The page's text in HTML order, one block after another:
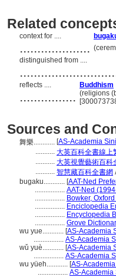
Related
context for ....
....................
distinguished from ....
reflects ....
Buddhism
................ (religions
Sources and
舞樂............ [AS-Academia
........... 大英百科全書線上
........... 大英視覺藝術百科
........... 智慧藏百科全書網
bugaku............ [AAT-Ned
................. AAT-Ned
................. Bowker,
................. Enciclopedia
................. Encyclopedia
................. Grove
wu yue............ [AS-Academia
................. AS-Academia
wǔ yuè............ [AS-Academia
................. AS-Academia
wu yüeh............ [AS-
................. AS-Academia